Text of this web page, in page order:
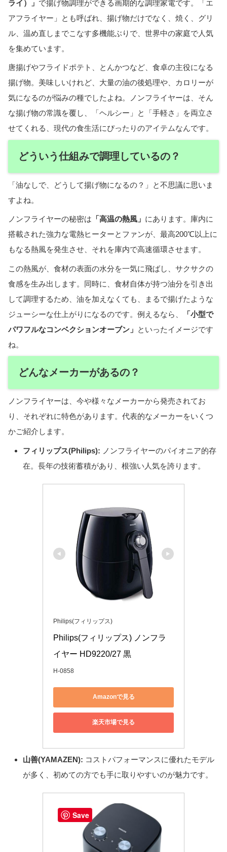
ライ）」 で揚げ物調理ができる画期的な調理家電です。「エ
アフライヤー」とも呼ばれ、揚げ物だけでなく、焼く、グリ
ル、温め直しまでこなす多機能ぶりで、世界中の家庭で人気
を集めています。
唐揚げやフライドポテト、とんかつなど、食卓の主役になる
揚げ物。美味しいけれど、大量の油の後処理や、カロリーが
気になるのが悩みの種でしたよね。ノンフライヤーは、そん
な揚げ物の常識を覆し、「ヘルシー」と「手軽さ」を両立さ
せてくれる、現代の食生活にぴったりのアイテムなんです。
どういう仕組みで調理しているの？
「油なしで、どうして揚げ物になるの？」と不思議に思いま
すよね。
ノンフライヤーの秘密は 「高温の熱風」 にあります。庫内に
搭載された強力な電熱ヒーターとファンが、最高200℃以上に
もなる熱風を発生させ、それを庫内で高速循環させます。
この熱風が、食材の表面の水分を一気に飛ばし、サクサクの
食感を生み出します。同時に、食材自体が持つ油分を引き出
して調理するため、油を加えなくても、まるで揚げたような
ジューシーな仕上がりになるのです。例えるなら、
「小型で
パワフルなコンベクションオーブン」 といったイメージです
ね。
どんなメーカーがあるの？
ノンフライヤーは、今や様々なメーカーから発売されてお
り、それぞれに特色があります。代表的なメーカーをいくつ
かご紹介します。
フィリップス(Philips): ノンフライヤーのパイオニア的存
在。長年の技術蓄積があり、根強い人気を誇ります。
Philips(フィリップス)
Philips(フィリップス) ノンフラ
イヤー HD9220/27 黒
H-0858
Amazonで見る
楽天市場で見る
山善(YAMAZEN): コストパフォーマンスに優れたモデル
が多く、初めての方でも手に取りやすいのが魅力です。
Save